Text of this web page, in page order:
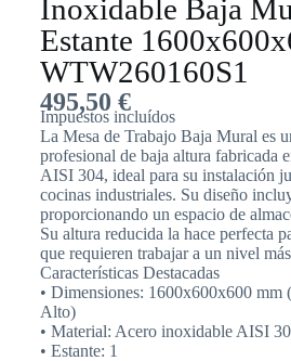
Inoxidable Baja
Estante
WTW260160S1
495,50 €
Impuestos incluídos
La Mesa de Trabajo Baja Mural es
profesional de baja altura fabricada
AISI 304, ideal para su instalación
cocinas industriales. Su diseño
proporcionando un espacio de
Su altura reducida la hace perfecta
que requieren trabajar a un nivel
Características Destacadas
• Dimensiones: 1600x600x600
Alto)
• Material: Acero inoxidable AISI
• Estante: 1